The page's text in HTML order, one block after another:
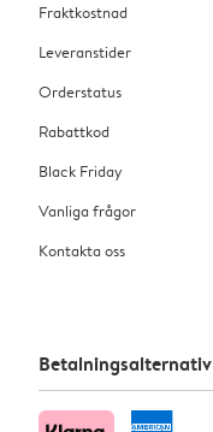
Fraktkostnad
Leveranstider
Orderstatus
Rabattkod
Black Friday
Vanliga frågor
Kontakta oss
Betalningsalternativ